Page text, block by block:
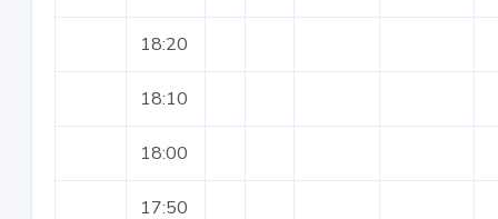
18:20
18:10
18:00
17:50